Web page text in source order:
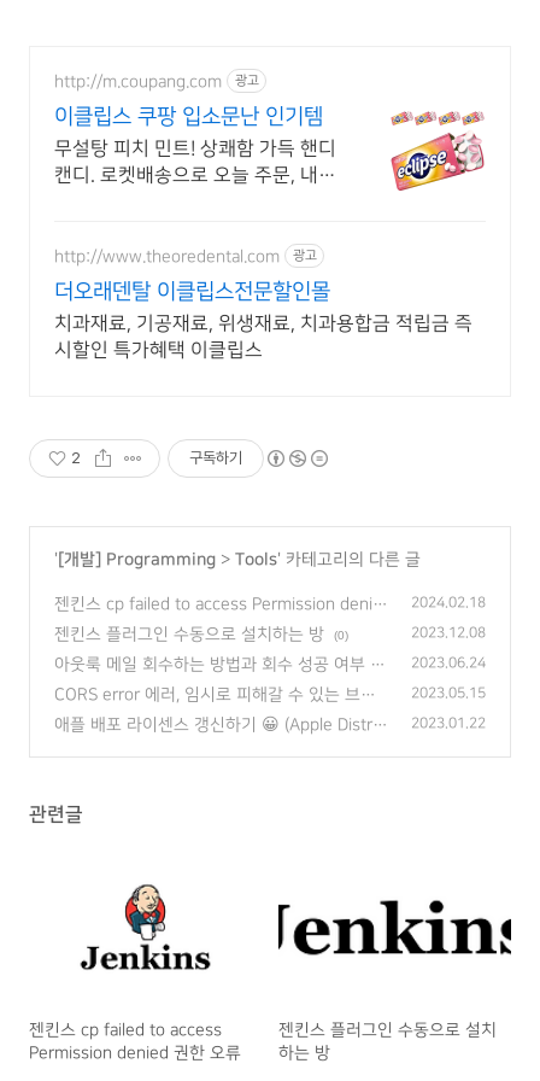
http://m.coupang.com 광고
이클립스 쿠팡 입소문난 인기템
무설탕 피치 민트! 상쾌함 가득 핸디
캔디. 로켓배송으로 오늘 주문, 내일
팡에서!
http://www.theoredental.com 광고
더오래덴탈 이클립스전문할인몰
치과재료, 기공재료, 위생재료, 치과용합금 적립금 즉
시할인 특가혜택 이클립스
2 구독하기
' [개발] Programming > Tools' 카테고리의 다른 글
젠킨스 cp failed to access Permission denie
d 권한 오류
(0)
2024.02.18
젠킨스 플러그인 수동으로 설치하는 방 (0) 2023.12.08
아웃룩 메일 회수하는 방법과 회수 성공 여부 확
인
(0)
2023.06.24
CORS error 에러, 임시로 피해갈 수 있는 브라
우저 설정
(0)
2023.05.15
애플 배포 라이센스 갱신하기 😀 (Apple Distrib
2023.01.22
관련글
젠킨스 cp failed to access
Permission denied 권한 오류
젠킨스 플러그인 수동으로 설치
하는 방